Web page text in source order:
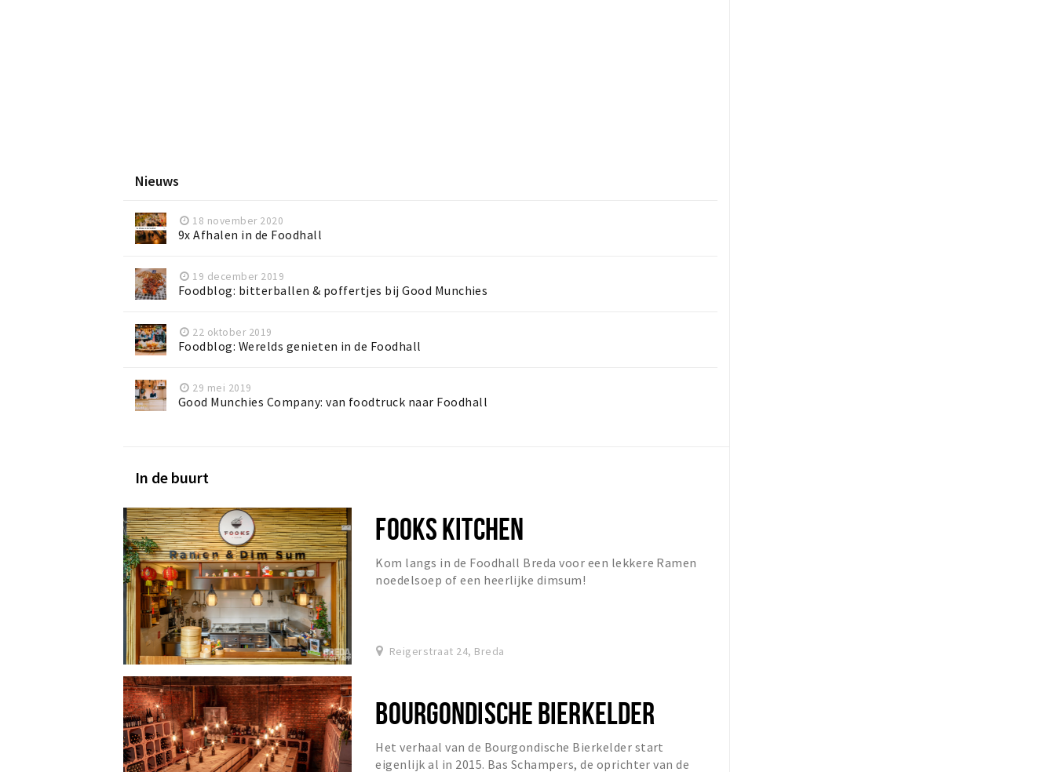
Nieuws
18 november 2020
9x Afhalen in de Foodhall
19 december 2019
Foodblog: bitterballen & poffertjes bij Good Munchies
22 oktober 2019
Foodblog: Werelds genieten in de Foodhall
29 mei 2019
Good Munchies Company: van foodtruck naar Foodhall
In de buurt
FOOKS KITCHEN
Kom langs in de Foodhall Breda voor een lekkere Ramen
noedelsoep of een heerlijke dimsum!
Reigerstraat 24, Breda
BOURGONDISCHE BIERKELDER
Het verhaal van de Bourgondische Bierkelder start
eigenlijk al in 2015. Bas Schampers, de oprichter van de